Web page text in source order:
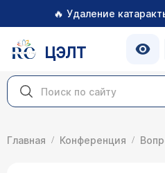
🔥 Удаление
ЦЭЛТ
Главная Конференция